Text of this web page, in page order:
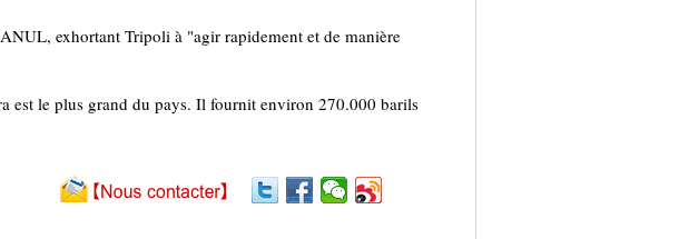
exhortant Tripoli à "agir rapidement et de manière
est le plus grand du pays. Il fournit environ 270.000 barils